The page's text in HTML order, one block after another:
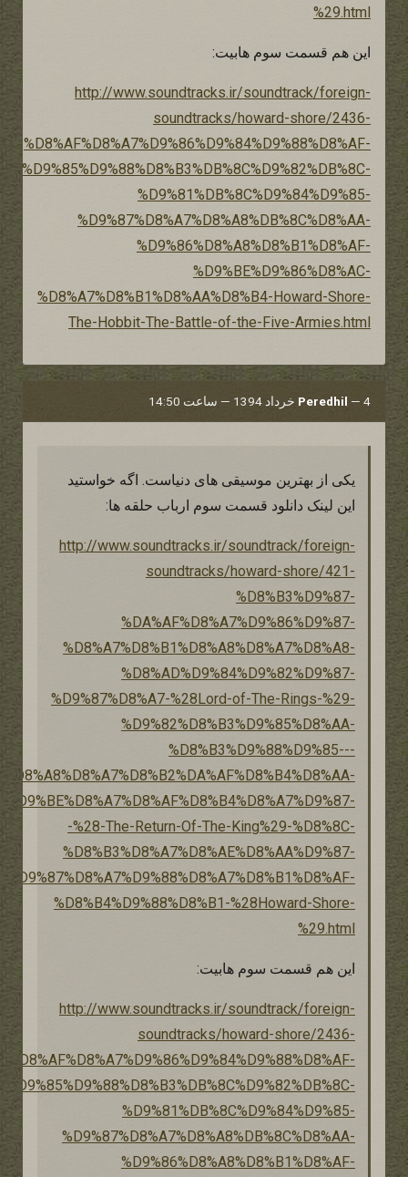
%29.html
این هم قسمت سوم هابیت:
http://www.soundtracks.ir/soundtrack/foreign-
soundtracks/howard-shore/2436-
%D8%AF%D8%A7%D9%86%D9%84%D9%88%D8%AF-
%D9%85%D9%88%D8%B3%DB%8C%D9%82%DB%8C-
%D9%81%DB%8C%D9%84%D9%85-
%D9%87%D8%A7%D8%A8%DB%8C%D8%AA-
%D9%86%D8%A8%D8%B1%D8%AF-
%D9%BE%D9%86%D8%AC-
%D8%A7%D8%B1%D8%AA%D8%B4-Howard-Shore-
The-Hobbit-The-Battle-of-the-Five-Armies.html
Peredhil — 4 خرداد 1394 — ساعت 14:50
یکی از بهترین موسیقی های دنیاست. اگه خواستید
این لینک دانلود قسمت سوم ارباب حلقه ها:
http://www.soundtracks.ir/soundtrack/foreign-
soundtracks/howard-shore/421-
%D8%B3%D9%87-
%DA%AF%D8%A7%D9%86%D9%87-
%D8%A7%D8%B1%D8%A8%D8%A7%D8%A8-
%D8%AD%D9%84%D9%82%D9%87-
%D9%87%D8%A7-%28Lord-of-The-Rings-%29-
%D9%82%D8%B3%D9%85%D8%AA-
%D8%B3%D9%88%D9%85---
%D8%A8%D8%A7%D8%B2%DA%AF%D8%B4%D8%AA-
%D9%BE%D8%A7%D8%AF%D8%B4%D8%A7%D9%87-
-%28-The-Return-Of-The-King%29-%D8%8C-
%D8%B3%D8%A7%D8%AE%D8%AA%D9%87-
%D9%87%D8%A7%D9%88%D8%A7%D8%B1%D8%AF-
%D8%B4%D9%88%D8%B1-%28Howard-Shore-
%29.html
این هم قسمت سوم هابیت:
http://www.soundtracks.ir/soundtrack/foreign-
soundtracks/howard-shore/2436-
%D8%AF%D8%A7%D9%86%D9%84%D9%88%D8%AF-
%D9%85%D9%88%D8%B3%DB%8C%D9%82%DB%8C-
%D9%81%DB%8C%D9%84%D9%85-
%D9%87%D8%A7%D8%A8%DB%8C%D8%AA-
%D9%86%D8%A8%D8%B1%D8%AF-